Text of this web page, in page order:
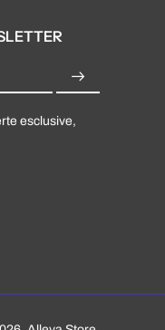
esclusive,